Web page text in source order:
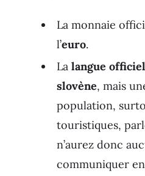
La monnaie
l’euro.
La langue
slovène, mais
population,
touristiques,
n’aurez donc
communiquer